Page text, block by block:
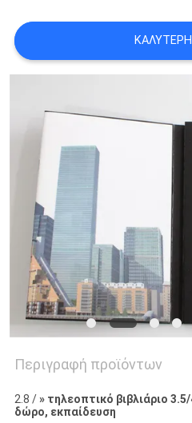
SITEMAP
PRIVACY
POLICY
Περιγραφή προϊόντων
2.8 /» τηλεοπτικό βιβλιάριο
δώρο, εκπαίδευση